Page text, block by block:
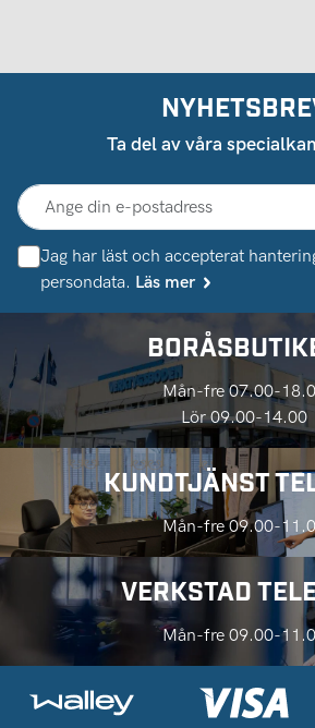
Ta del av våra
Jag har läst och accepterat
persondata. Läs mer
Mån-fre 07.00-
Lör 09.00-14.00
KUNDTJÄNST
Mån-fre 09.00-
VERKSTAD
Mån-fre 09.00-